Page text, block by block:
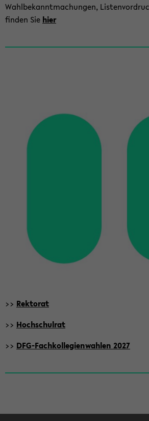
Wahl­be­kannt­ma­chun­gen,
fin­den Sie hier
>> Rek­to­rat
>> Hoch­schul­rat
>> DFG-​Fachkollegienwahlen 2027